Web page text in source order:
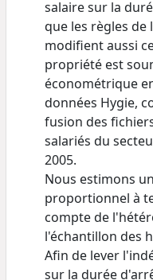
salaire sur la
que les règles de
modifient aussi
propriété est
économétrique
données Hygie,
fusion des
salariés du
2005.
Nous estimons
proportionnel à
compte de
l'échantillon des
Afin de lever
sur la durée